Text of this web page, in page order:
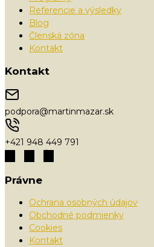
Referencie a výsledky
Blog
Členská zóna
Kontakt
Kontakt
podpora@martinmazar.sk
+421 948 449 791
Právne
Ochrana osobných údajov
Obchodné podmienky
Cookies
Kontakt